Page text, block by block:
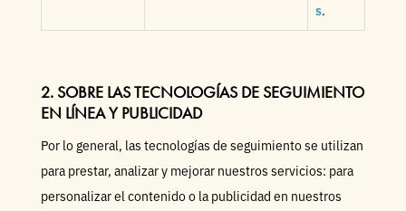
s.
2. SOBRE LAS TECNOLOGÍAS DE SEGUIMIENTO
EN LÍNEA Y PUBLICIDAD
Por lo general, las tecnologías de seguimiento se utilizan
para prestar, analizar y mejorar nuestros servicios: para
personalizar el contenido o la publicidad en nuestros